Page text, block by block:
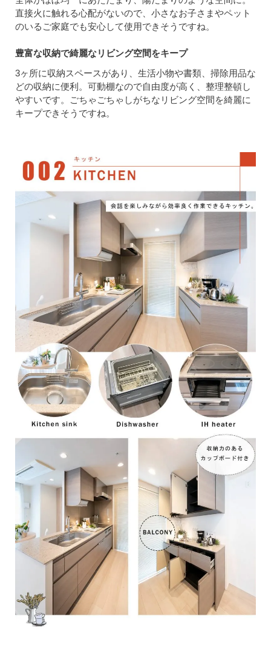
直接火に触れる心配がないので、小さなお子さまやペット
のいるご家庭でも安心して使用できそうですね。
豊富な収納で綺麗なリビング空間をキープ
3ヶ所に収納スペースがあり、生活小物や書類、掃除用品な
どの収納に便利。可動棚なので自由度が高く、整理整頓し
やすいです。ごちゃごちゃしがちなリビング空間を綺麗に
キープできそうですね。